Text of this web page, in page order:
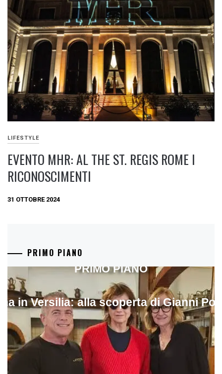
LIFESTYLE
EVENTO MHR: AL THE ST. REGIS ROME I
RICONOSCIMENTI
31 OTTOBRE 2024
PRIMO PIANO
in Versilia: alla scoperta di Gianni
PRIMO PIANO